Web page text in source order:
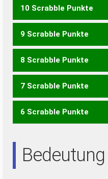
10 Scrabble Punkte
CUPS
9 Scrabble Punkte
CUP PCS
8 Scrabble Punkte
PUSH SUCH
7 Scrabble Punkte
HUP PUH
6 Scrabble Punkte
Bedeutung